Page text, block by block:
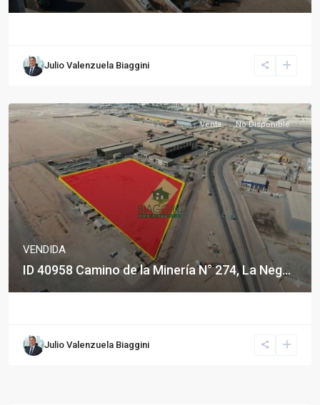
Julio Valenzuela Biaggini
Venta No Disponible
VENDIDA
ID 40958 Camino de la Minería N° 274, La Neg...
Julio Valenzuela Biaggini